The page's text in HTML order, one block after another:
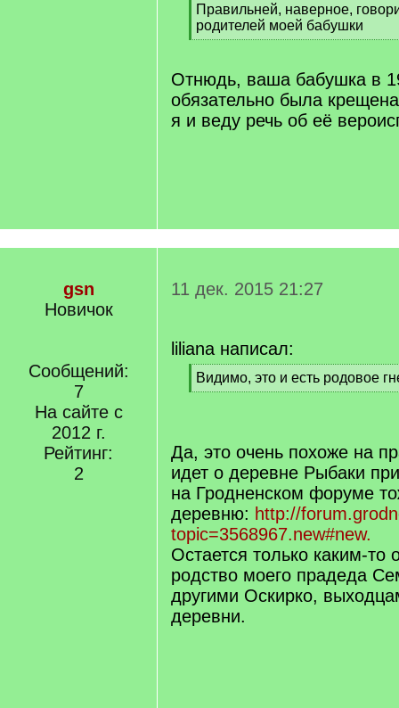
[
q
]
Правильней, наверное,
родителей моей бабушки
[
q
]
Отнюдь, ваша бабушка в
обязательно была
я и веду речь об её
gsn
Новичок
Сообщений:
7
На сайте с
2012 г.
Рейтинг:
2
11 дек. 2015 21:27
liliana написал:
[
q
Видимо, это и есть родовое
[
Да, это очень похоже на
идет о деревне Рыбаки
на Гродненском форуме
деревню: http://
topic=3568967.new#new.
Остается только каким-то
родство моего прадеда
другими Оскирко,
деревни.